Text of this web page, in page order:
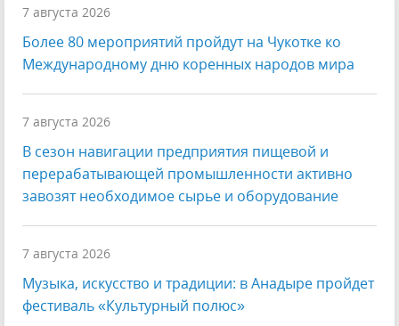
7 августа 2026
Более 80 мероприятий пройдут на Чукотке ко
Международному дню коренных народов мира
7 августа 2026
В сезон навигации предприятия пищевой и
перерабатывающей промышленности активно
завозят необходимое сырье и оборудование
7 августа 2026
Музыка, искусство и традиции: в Анадыре пройдет
фестиваль «Культурный полюс»